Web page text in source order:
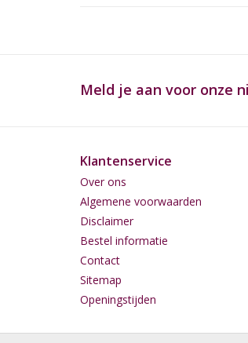
Meld je aan voor onze
Klantenservice
Over ons
Algemene voorwaarden
Disclaimer
Bestel informatie
Contact
Sitemap
Openingstijden